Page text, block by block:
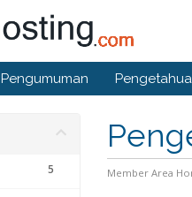
Pengumuman
Member Area
5